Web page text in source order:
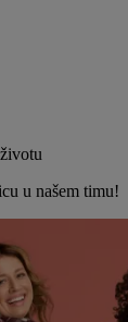
u našem timu!